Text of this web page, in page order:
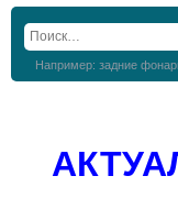
Например: задние